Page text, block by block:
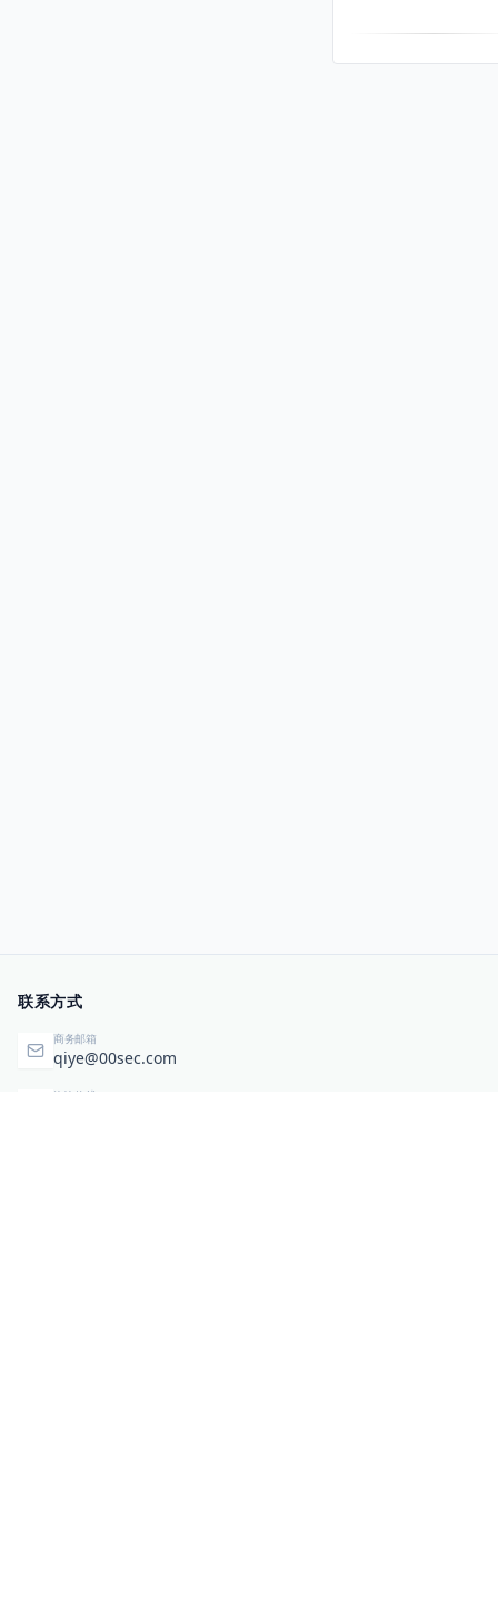
联系方式
商务邮箱
qiye@00sec.com
咨询热线